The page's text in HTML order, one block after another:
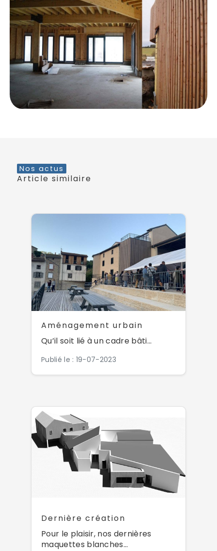
Nos actus
Article similaire
Aménagement urbain
Qu’il soit lié à un cadre bâti...
Publié le : 19-07-2023
Dernière création
Pour le plaisir, nos dernières
maquettes blanches...